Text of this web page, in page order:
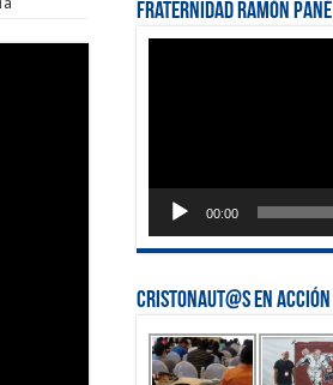
Fraternidad Ramón Pané
00:00
Cristonaut@s en Acción